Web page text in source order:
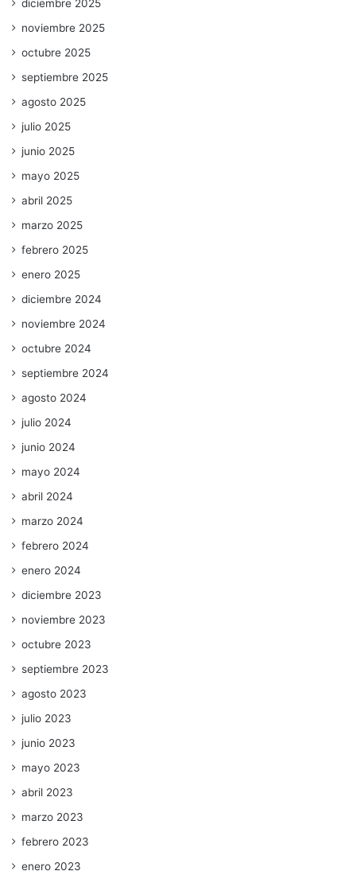
diciembre 2025
noviembre 2025
octubre 2025
septiembre 2025
agosto 2025
julio 2025
junio 2025
mayo 2025
abril 2025
marzo 2025
febrero 2025
enero 2025
diciembre 2024
noviembre 2024
octubre 2024
septiembre 2024
agosto 2024
julio 2024
junio 2024
mayo 2024
abril 2024
marzo 2024
febrero 2024
enero 2024
diciembre 2023
noviembre 2023
octubre 2023
septiembre 2023
agosto 2023
julio 2023
junio 2023
mayo 2023
abril 2023
marzo 2023
febrero 2023
enero 2023